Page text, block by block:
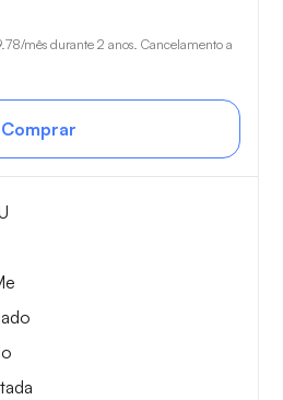
/mês durante 2 anos. Cancelamento a
Comprar